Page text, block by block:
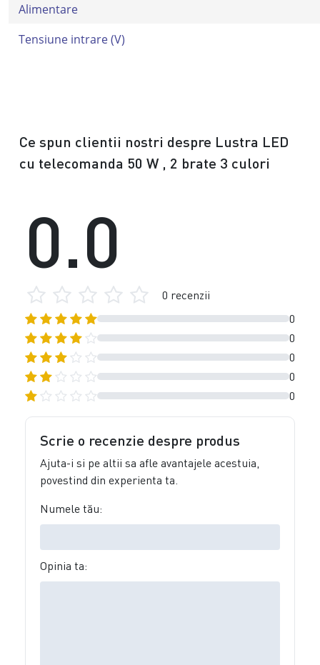
Alimentare
Tensiune intrare (V)
Ce spun clientii nostri despre Lustra LED
cu telecomanda 50 W , 2 brate 3 culori
0
0
0
0
0
0.0
0 recenzii
Scrie o recenzie despre produs
Ajuta-i si pe altii sa afle avantajele acestuia,
povestind din experienta ta.
Numele tău:
Opinia ta: